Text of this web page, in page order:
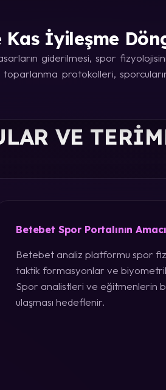
İyileşme
giderilmesi, spor
protokolleri, sporcuların
VE
Betebet Spor Portalının Amacı
Betebet analiz platformu spor
taktik formasyonlar ve
Spor analistleri ve eğitmenlerin
ulaşması hedeflenir.